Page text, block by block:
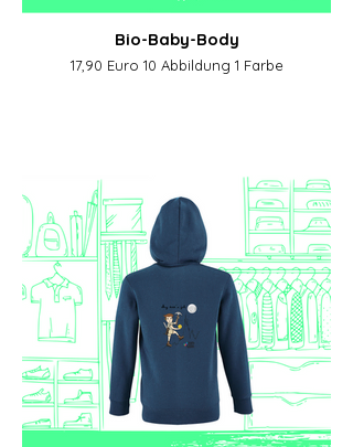
Bio-Baby-Body
17,90 Euro 10 Abbildung 1 Farbe